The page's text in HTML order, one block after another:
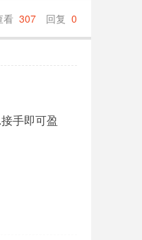
看 307 回复 0
手即可盈